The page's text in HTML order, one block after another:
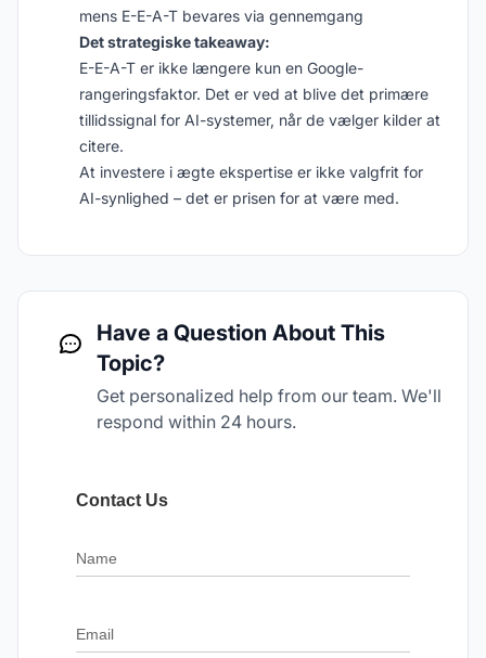
mens E-E-A-T bevares via gennemgang
Det strategiske takeaway:
E-E-A-T er ikke længere kun en Google-
rangeringsfaktor. Det er ved at blive det primære
tillidssignal for AI-systemer, når de vælger kilder at
citere.
At investere i ægte ekspertise er ikke valgfrit for
AI-synlighed – det er prisen for at være med.
Have a Question About This
Topic?
Get personalized help from our team. We'll
respond within 24 hours.